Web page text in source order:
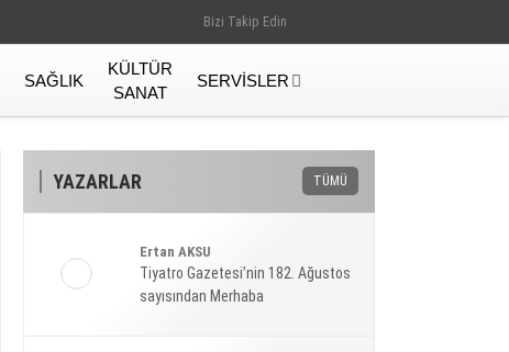
Bizi Takip Edin
SAĞLIK
KÜLTÜR
SANAT
SERVISLER
YAZARLAR TÜMÜ
Ertan AKSU
Tiyatro Gazetesi’nin 182. Ağustos
sayısından Merhaba